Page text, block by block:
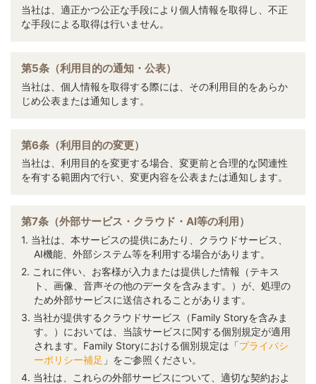
当社は、適正かつ公正な手段により個人情報を取得し、不正
な手段による取得は行いません。
第5条（利用目的の通知・公表）
当社は、個人情報を取得する際には、その利用目的をあらか
じめ公表または通知します。
第6条（利用目的の変更）
当社は、利用目的を変更する場合、変更前と合理的な関連性
を有する範囲内で行い、変更内容を公表または通知します。
第7条（外部サービス・クラウド・AI等の利用）
1. 当社は、本サービスの提供にあたり、クラウドサービス、
AI機能、外部システム等を利用する場合があります。
2. これに伴い、お客様が入力または提供した情報（テキス
ト、画像、音声その他のデータを含みます。）が、処理の
ため外部サービスに送信されることがあります。
3. 当社が提供するクラウドサービス（Family Storyを含みま
す。）においては、当該サービスに関する個別規定が適用
されます。Family Storyにおける個別規定は「プライバシ
ーポリシー補足 」をご参照ください。
4. 当社は、これらの外部サービスについて、適切な契約およ